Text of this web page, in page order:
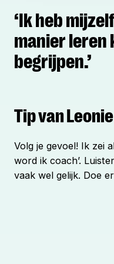
‘Ik heb
manier leren
begrijpen.’
Tip van Leonie
Volg je gevoel! Ik zei
word ik coach’.
vaak wel gelijk. Doe